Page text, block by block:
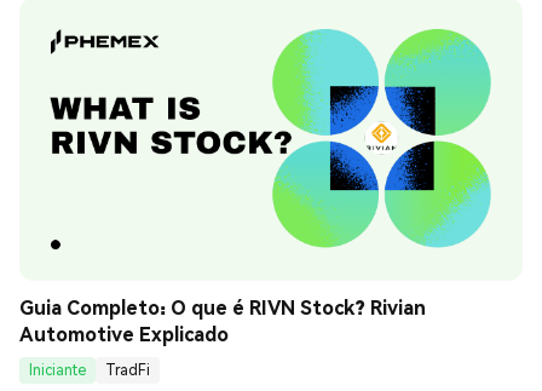
Guia Completo: O que é RIVN Stock? Rivian
Automotive Explicado
Iniciante
TradFi